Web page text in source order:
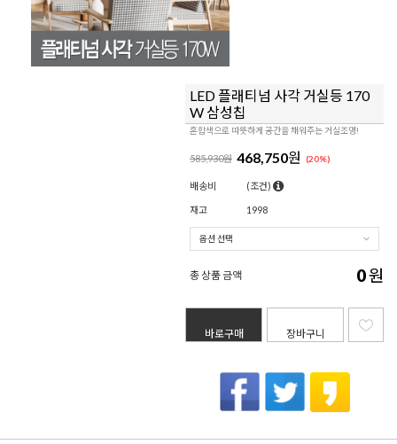
LED 플래티넘 사각 거실등 170
W 삼성칩
혼합색으로 따뜻하게 공간을 채워주는 거실조명!
585,930원 468,750원 (20%)
배송비 (조건)
재고 1998
총 상품 금액 0원
바로구매 장바구니